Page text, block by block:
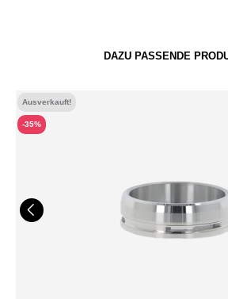
DAZU PASSENDE
Ausverkauft!
-35%